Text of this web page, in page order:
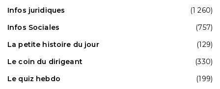
Infos juridiques
(1 260)
Infos Sociales
(757)
La petite histoire du jour
(129)
Le coin du dirigeant
(330)
Le quiz hebdo
(199)